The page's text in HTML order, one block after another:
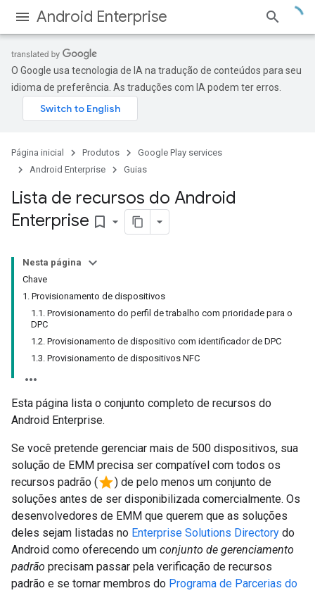
Android Enterprise
O Google usa tecnologia de IA na tradução de conteúdos para seu
idioma de preferência. As traduções com IA podem ter erros.
Página inicial Produtos
Google Play services
Android Enterprise
Guias
Lista de recursos do Android
Enterprise bookmark_border
Nesta página
Chave
1. Provisionamento de dispositivos
1.1. Provisionamento do perfil de trabalho com prioridade para o
DPC
1.2. Provisionamento de dispositivo com identificador de DPC
1.3. Provisionamento de dispositivos NFC
Esta página lista o conjunto completo de recursos do
Android Enterprise.
Se você pretende gerenciar mais de 500 dispositivos, sua
solução de EMM precisa ser compatível com todos os
recursos padrão (star) de pelo menos um conjunto de
soluções antes de ser disponibilizada comercialmente. Os
desenvolvedores de EMM que querem que as soluções
deles sejam listadas no Enterprise Solutions Directory do
Android como oferecendo um conjunto de gerenciamento
padrão precisam passar pela verificação de recursos
padrão e se tornar membros do Programa de Parcerias do